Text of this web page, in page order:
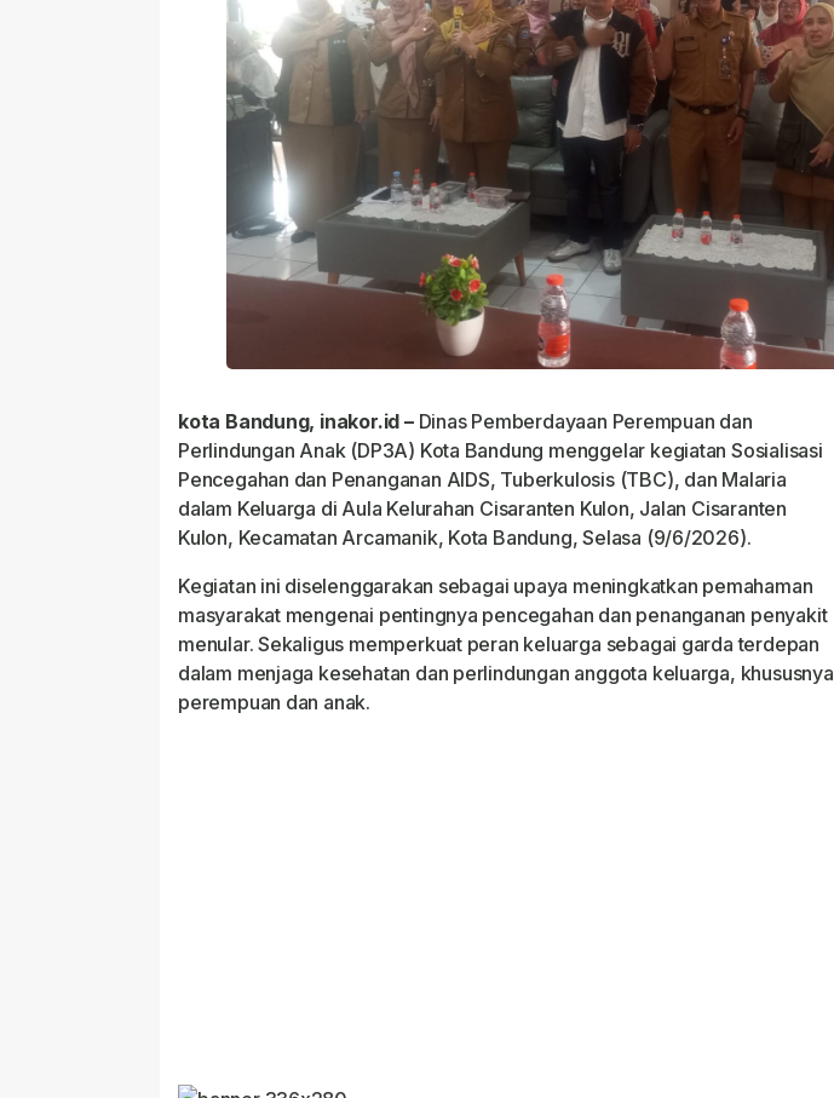
kota Bandung, inakor.id –Dinas Pemberdayaan Perempuan dan
Perlindungan Anak (DP3A) Kota Bandung menggelar kegiatan Sosialisasi
Pencegahan dan Penanganan AIDS, Tuberkulosis (TBC), dan Malaria
dalam Keluarga di Aula Kelurahan Cisaranten Kulon, Jalan Cisaranten
Kulon, Kecamatan Arcamanik, Kota Bandung, Selasa (9/6/2026).
Kegiatan ini diselenggarakan sebagai upaya meningkatkan pemahaman
masyarakat mengenai pentingnya pencegahan dan penanganan penyakit
menular. Sekaligus memperkuat peran keluarga sebagai garda terdepan
dalam menjaga kesehatan dan perlindungan anggota keluarga, khususnya
perempuan dan anak.